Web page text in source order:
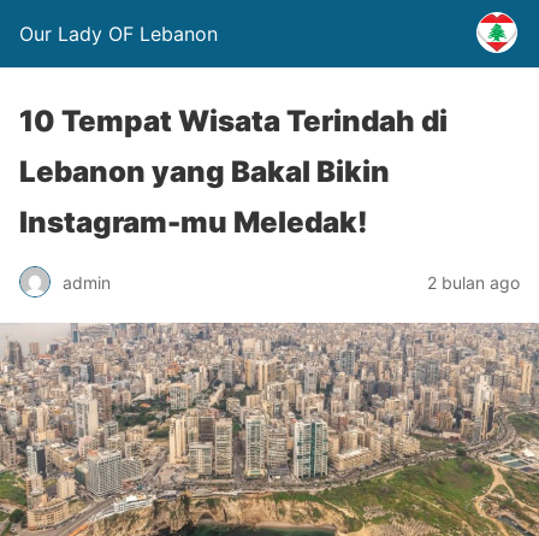
Our Lady OF Lebanon
10 Tempat Wisata Terindah di
Lebanon yang Bakal Bikin
Instagram-mu Meledak!
admin 2 bulan ago